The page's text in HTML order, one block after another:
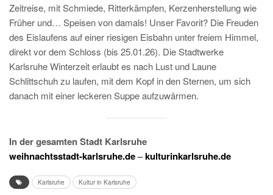
Zeitreise, mit Schmiede, Ritterkämpfen, Kerzenherstellung wie
Früher und… Speisen von damals! Unser Favorit? Die Freuden
des Eislaufens auf einer riesigen Eisbahn unter freiem Himmel,
direkt vor dem Schloss (bis 25.01.26). Die Stadtwerke
Karlsruhe Winterzeit erlaubt es nach Lust und Laune
Schlittschuh zu laufen, mit dem Kopf in den Sternen, um sich
danach mit einer leckeren Suppe aufzuwärmen.
In der gesamten Stadt Karlsruhe
weihnachtsstadt-karlsruhe.de–kulturinkarlsruhe.de
Karlsruhe Kultur in Karlsruhe